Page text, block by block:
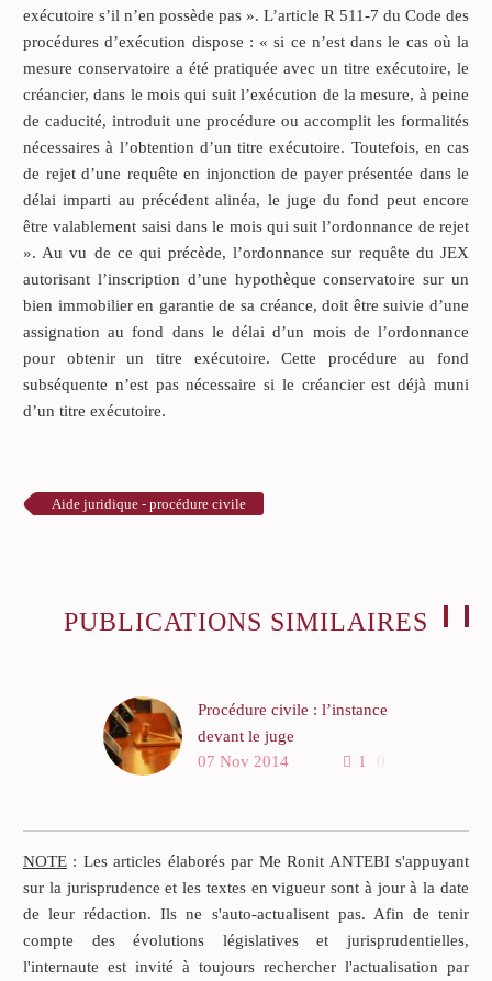
exécutoire s’il n’en possède pas ». L’article R 511-7 du Code des
procédures d’exécution dispose : « si ce n’est dans le cas où la
mesure conservatoire a été pratiquée avec un titre exécutoire, le
créancier, dans le mois qui suit l’exécution de la mesure, à peine
de caducité, introduit une procédure ou accomplit les formalités
nécessaires à l’obtention d’un titre exécutoire. Toutefois, en cas
de rejet d’une requête en injonction de payer présentée dans le
délai imparti au précédent alinéa, le juge du fond peut encore
être valablement saisi dans le mois qui suit l’ordonnance de rejet
». Au vu de ce qui précède, l’ordonnance sur requête du JEX
autorisant l’inscription d’une hypothèque conservatoire sur un
bien immobilier en garantie de sa créance, doit être suivie d’une
assignation au fond dans le délai d’un mois de l’ordonnance
pour obtenir un titre exécutoire. Cette procédure au fond
subséquente n’est pas nécessaire si le créancier est déjà muni
d’un titre exécutoire.
Aide juridique - procédure civile
PUBLICATIONS SIMILAIRES
Procédure civile : l’instance
devant le juge
proximité est une
juridiction assez récente qui
a été instituée par le
législateur pour
désengorger les tribunaux
de police et sans doute
1 0
07 Nov 2014
NOTE : Les articles élaborés par Me Ronit ANTEBI s'appuyant
sur la jurisprudence et les textes en vigueur sont à jour à la date
de leur rédaction. Ils ne s'auto-actualisent pas. Afin de tenir
compte des évolutions législatives et jurisprudentielles,
l'internaute est invité à toujours rechercher l'actualisation par